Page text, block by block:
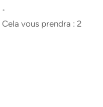
•
Cela vous prendra : 2